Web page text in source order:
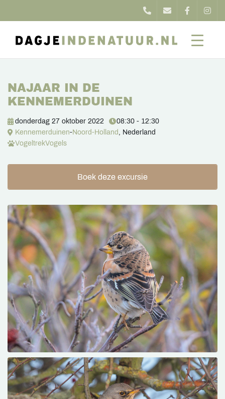
NAJAAR IN DE
KENNEMERDUINEN
donderdag 27 oktober 2022
08:30 - 12:30
Kennemerduinen-Noord-Holland , Nederland
VogeltrekVogels
Boek deze excursie